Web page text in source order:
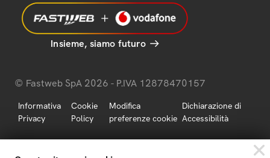
Insieme, siamo futuro
© Fastweb SpA 2026 - P.IVA 12878470157
Informativa
Privacy
Cookie
Policy
Modifica
preferenze cookie
Dichiarazione di
Accessibilità